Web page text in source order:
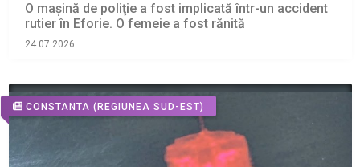
O maşină de poliţie a fost implicată într-un accident
rutier în Eforie. O femeie a fost rănită
24.07.2026
CONSTANTA (REGIUNEA SUD-EST)